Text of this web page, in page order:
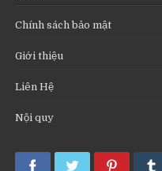
Chính sách bảo mật
Giới thiệu
Liên Hệ
Nội quy